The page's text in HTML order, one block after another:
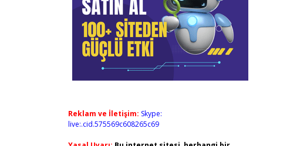
Reklam ve İletişim: Skype:
live:.cid.575569c608265c69